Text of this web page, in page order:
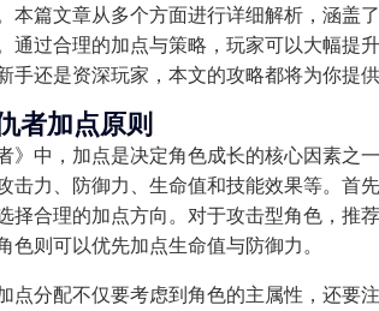
本篇文章从多个方面进行详细解析，涵盖
通过合理的加点与策略，玩家可以大幅提
手还是资深玩家，本文的攻略都将为你提
者加点原则
》中，加点是决定角色成长的核心因素之
击力、防御力、生命值和技能效果等。首
择合理的加点方向。对于攻击型角色，推
色则可以优先加点生命值与防御力。
点分配不仅要考虑到角色的主属性，还要